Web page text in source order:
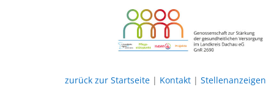
zurück zur Startseite| Kontakt| Stellenanzeigen